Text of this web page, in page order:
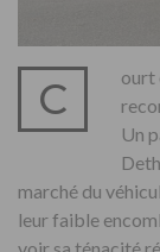
C
ourt
Un
marché du
leur faible
voir sa ténacité